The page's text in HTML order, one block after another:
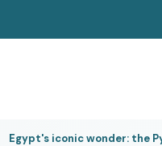
Egypt's iconic wonder: the